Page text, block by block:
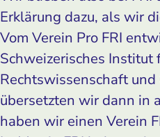
Erklärung dazu, als wir
Vom Verein Pro FRI
Schweizerisches Institut
Rechtswissenschaft und
übersetzten wir dann in
haben wir einen Verein